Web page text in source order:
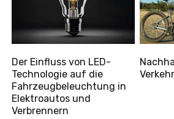
Der Einfluss von LED-
Technologie auf die
Fahrzeugbeleuchtung in
Elektroautos und
Verbrennern